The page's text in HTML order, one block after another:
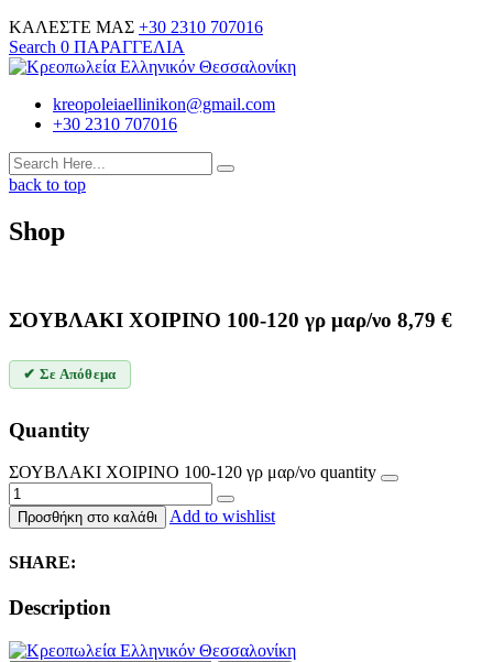
ΚΑΛΕΣΤΕ ΜΑΣ +30 2310 707016
Search 0 ΠΑΡΑΓΓΕΛΙΑ
kreopoleiaellinikon@gmail.com
+30 2310 707016
back to top
Shop
ΣΟΥΒΛΑΚΙ ΧΟΙΡΙΝΟ 100-120 γρ μαρ/νο 8,79 €
✔ Σε Απόθεμα
Quantity
ΣΟΥΒΛΑΚΙ ΧΟΙΡΙΝΟ 100-120 γρ μαρ/νο quantity
Προσθήκη στο καλάθι Add to wishlist
SHARE:
Description